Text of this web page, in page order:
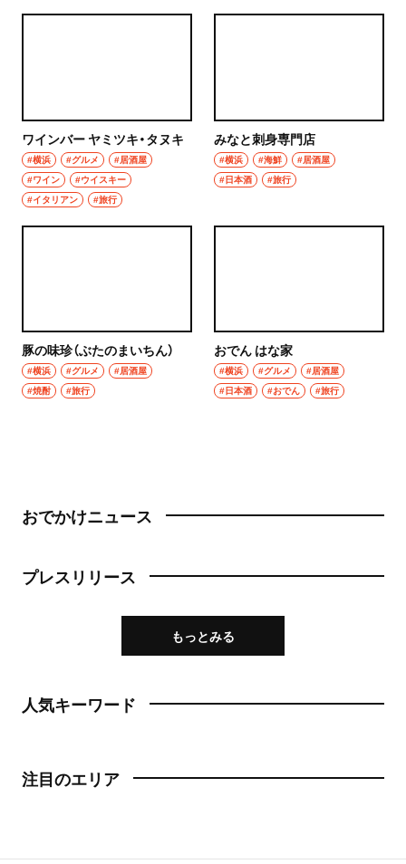
ワインバー ヤミツキ・タヌキ
#横浜 #グルメ
#居酒屋
#ワイン
#ウイスキー
#イタリアン
#旅行
みなと刺身専門店
#横浜 #海鮮
#居酒屋
#日本酒
#旅行
豚の味珍（ぶたのまいちん）
#横浜 #グルメ
#居酒屋
#焼酎
#旅行
おでん はな家
#横浜 #グルメ
#居酒屋
#日本酒
#おでん #旅行
おでかけニュース
プレスリリース
もっとみる
人気キーワード
注目のエリア